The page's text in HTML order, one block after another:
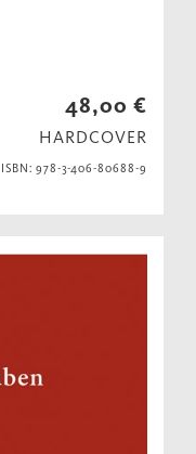
48,00 €
HARDCOVER
ISBN: 978-3-406-80688-9